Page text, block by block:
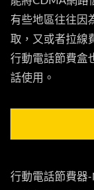
有些地區往往因
取，又或者拉線
行動電話節費盒
話使用。
行動電話節費器